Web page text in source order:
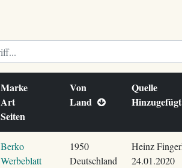
Marke
Art
Seiten
Von
Land
Quelle
Berko
Werbeblatt
1950
Deutschland
Heinz
24.01.2020